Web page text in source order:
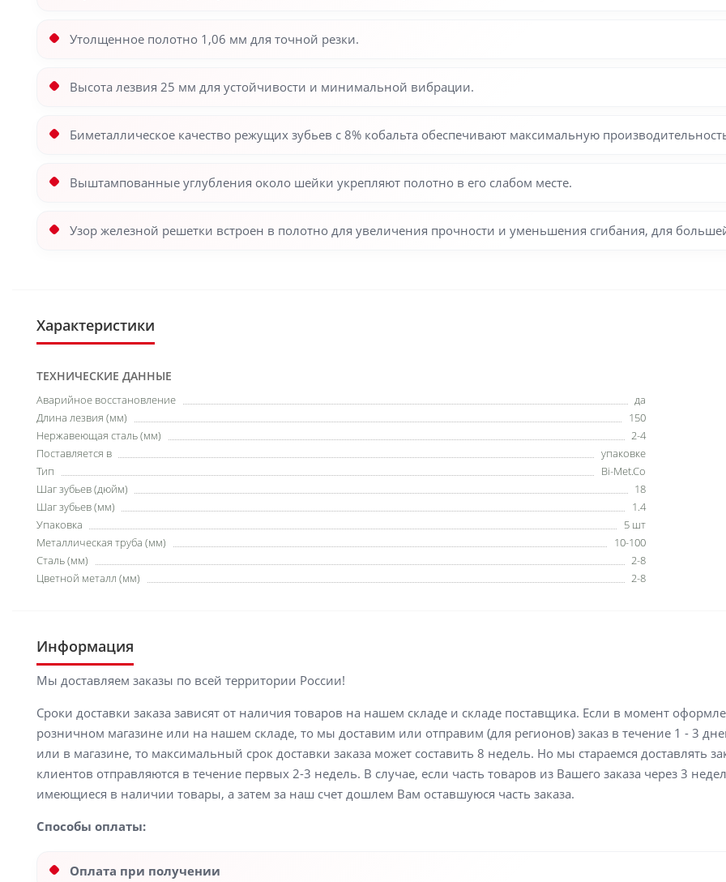
Утолщенное полотно 1,06 мм для точной резки.
Высота лезвия 25 мм для устойчивости и минимальной вибрации.
Биметаллическое качество режущих зубьев с 8% кобальта обеспечивают максимальную
Выштампованные углубления около шейки укрепляют полотно в его слабом месте.
Узор железной решетки встроен в полотно для увеличения прочности и уменьшения сгибания, для
Характеристики
ТЕХНИЧЕСКИЕ ДАННЫЕ
Аварийное восстановление
да
Длина лезвия (мм)
150
Нержавеющая сталь (мм)
2-4
Поставляется в
упаковке
Тип
Bi-Met.Co
Шаг зубьев (дюйм)
18
Шаг зубьев (мм)
1.4
Упаковка
5 шт
Металлическая труба (мм)
10-100
Сталь (мм)
2-8
Цветной металл (мм)
2-8
Информация
Мы доставляем заказы по всей территории России!
Сроки доставки заказа зависят от наличия товаров на нашем складе и складе поставщика. Если в момент
розничном магазине или на нашем складе, то мы доставим или отправим (для регионов) заказ в течение 1 - 3
или в магазине, то максимальный срок доставки заказа может составить 8 недель. Но мы стараемся доставлять
клиентов отправляются в течение первых 2-3 недель. В случае, если часть товаров из Вашего заказа через 3
имеющиеся в наличии товары, а затем за наш счет дошлем Вам оставшуюся часть заказа.
Способы оплаты:
Оплата при получении